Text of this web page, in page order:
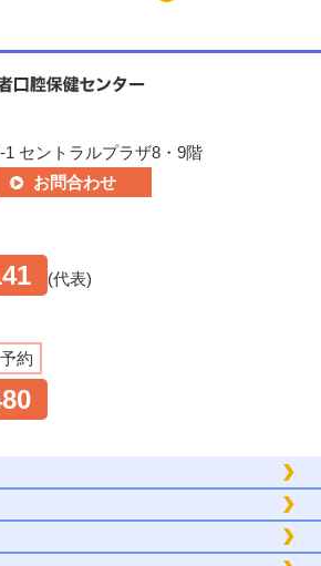
セントラルプラザ8・9階
お問合わせ
(代表)
約